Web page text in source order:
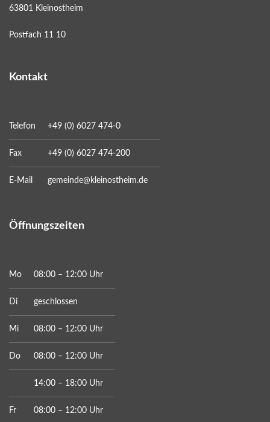
63801 Kleinostheim
Postfach 11 10
Kontakt
Telefon +49 (0) 6027 474-0
Fax +49 (0) 6027 474-200
E-Mail gemeinde@kleinostheim.de
Öffnungszeiten
Mo 08:00 – 12:00 Uhr
Di geschlossen
Mi 08:00 – 12:00 Uhr
Do 08:00 – 12:00 Uhr
14:00 – 18:00 Uhr
Fr 08:00 – 12:00 Uhr